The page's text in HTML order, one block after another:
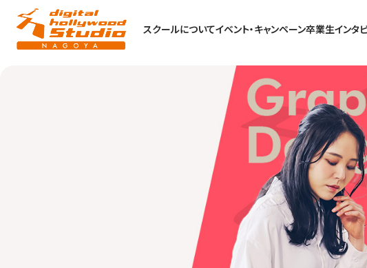
スクールについてイベント・キャンペーン卒業生インタ